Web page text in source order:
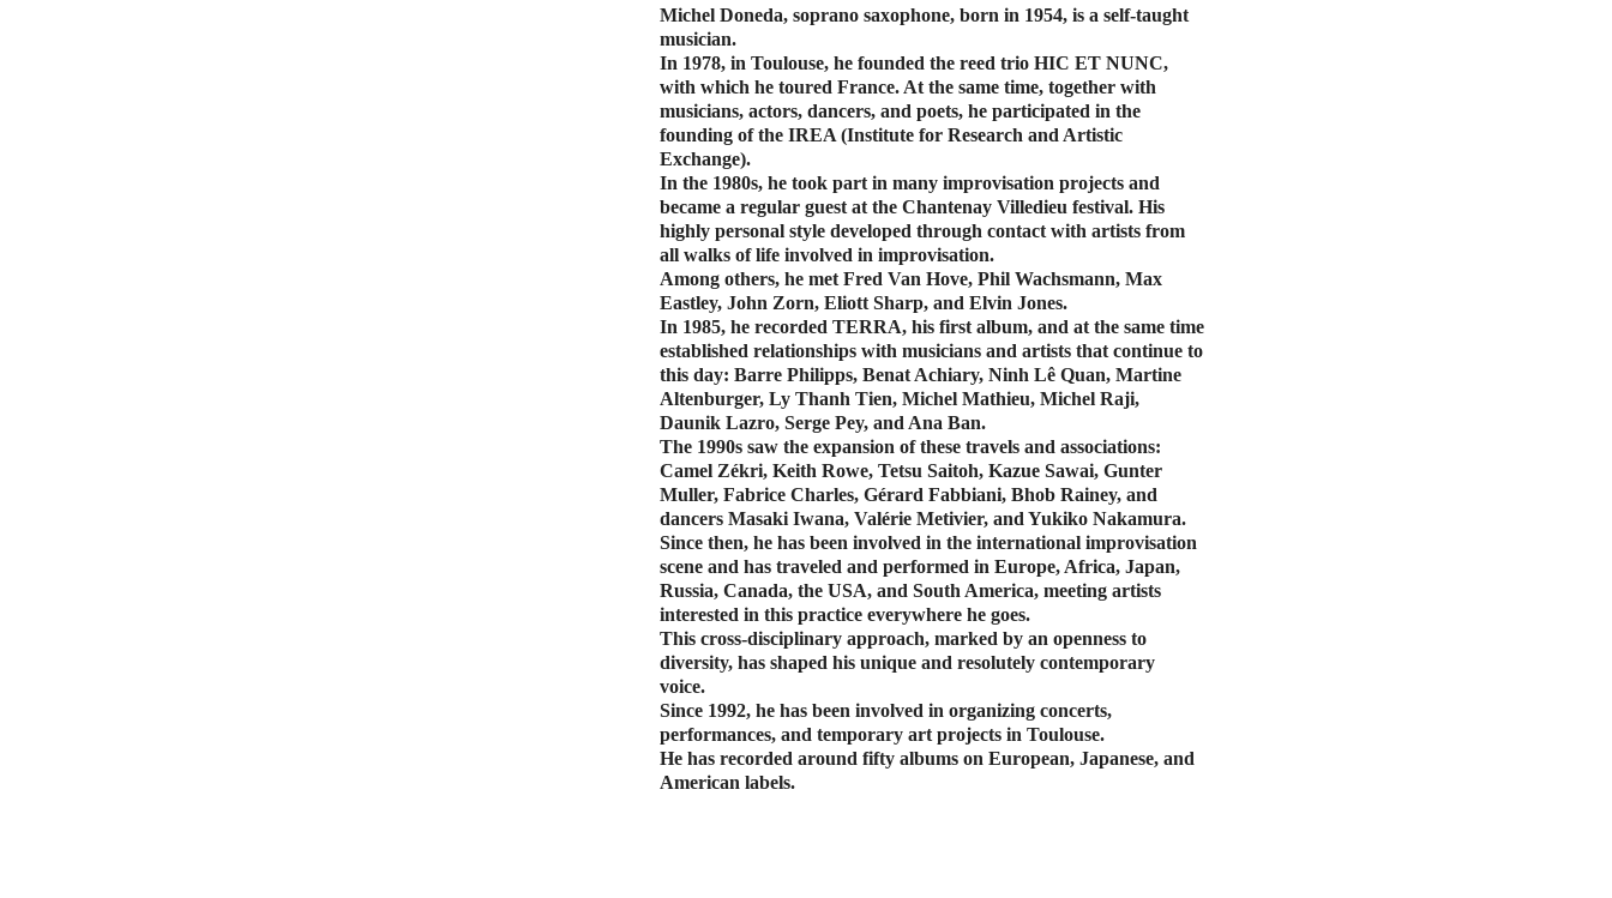
Michel Doneda, soprano saxophone, born in 1954, is a self-taught
musician.
In 1978, in Toulouse, he founded the reed trio HIC ET NUNC,
with which he toured France. At the same time, together with
musicians, actors, dancers, and poets, he participated in the
founding of the IREA (Institute for Research and Artistic
Exchange).
In the 1980s, he took part in many improvisation projects and
became a regular guest at the Chantenay Villedieu festival. His
highly personal style developed through contact with artists from
all walks of life involved in improvisation.
Among others, he met Fred Van Hove, Phil Wachsmann, Max
Eastley, John Zorn, Eliott Sharp, and Elvin Jones.
In 1985, he recorded TERRA, his first album, and at the same time
established relationships with musicians and artists that continue to
this day: Barre Philipps, Benat Achiary, Ninh Lê Quan, Martine
Altenburger, Ly Thanh Tien, Michel Mathieu, Michel Raji,
Daunik Lazro, Serge Pey, and Ana Ban.
The 1990s saw the expansion of these travels and associations:
Camel Zékri, Keith Rowe, Tetsu Saitoh, Kazue Sawai, Gunter
Muller, Fabrice Charles, Gérard Fabbiani, Bhob Rainey, and
dancers Masaki Iwana, Valérie Metivier, and Yukiko Nakamura.
Since then, he has been involved in the international improvisation
scene and has traveled and performed in Europe, Africa, Japan,
Russia, Canada, the USA, and South America, meeting artists
interested in this practice everywhere he goes.
This cross-disciplinary approach, marked by an openness to
diversity, has shaped his unique and resolutely contemporary
voice.
Since 1992, he has been involved in organizing concerts,
performances, and temporary art projects in Toulouse.
He has recorded around fifty albums on European, Japanese, and
American labels.